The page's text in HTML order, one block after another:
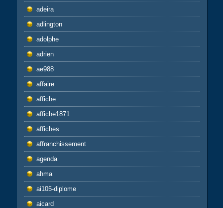
adeira
adlington
adolphe
adrien
ae988
affaire
affiche
affiche1871
affiches
affranchissement
agenda
ahma
ai105-diplome
aicard